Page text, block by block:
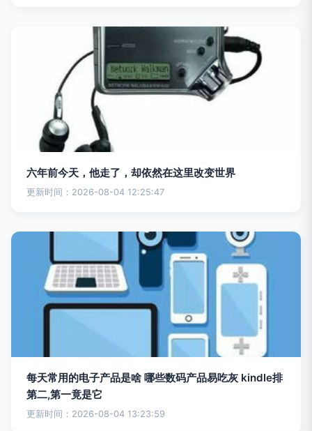
六年前今天，他走了，却依然在这里改变世界
更新时间：2026-08-04 12:25:47
每天常用的电子产品是啥 哪些数码产品易吃灰 kindle排
第二,第一竟是它
更新时间：2026-08-04 13:23:59